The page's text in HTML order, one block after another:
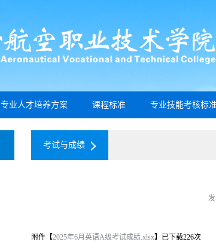
专业人才培养方案 课程标准 专业技能考核标
考试与成绩
附件【2025年6月英语A级考试成绩.xlsx】已下载226次